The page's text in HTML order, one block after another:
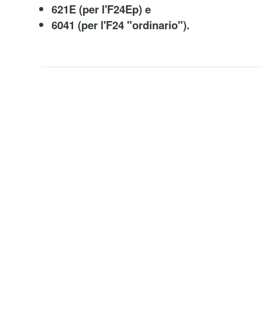
621E (per l'F24Ep) e
6041 (per l'F24 "ordinario").